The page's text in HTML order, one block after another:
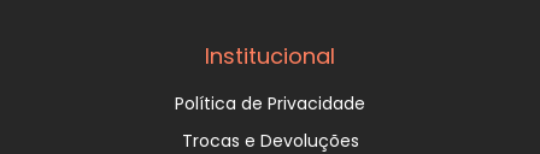
Institucional
Política de Privacidade
Trocas e Devoluções